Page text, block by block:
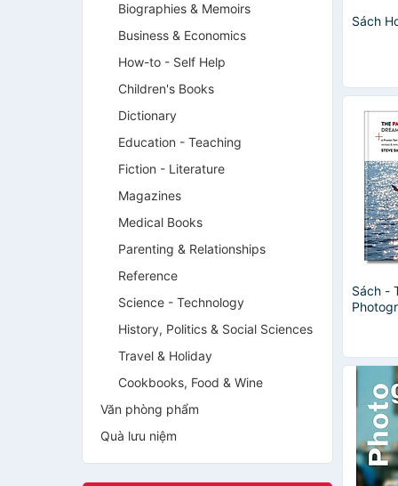
Biographies & Memoirs
Business & Economics
How-to - Self Help
Children's Books
Dictionary
Education - Teaching
Fiction - Literature
Magazines
Medical Books
Parenting & Relationships
Reference
Science - Technology
History, Politics & Social Sciences
Travel & Holiday
Cookbooks, Food & Wine
Văn phòng phẩm
Quà lưu niệm
Sách
Sách -